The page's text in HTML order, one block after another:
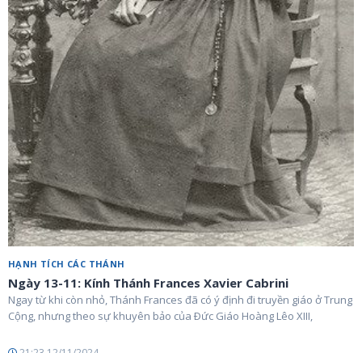
HẠNH TÍCH CÁC THÁNH
Ngày 13-11: Kính Thánh Frances Xavier Cabrini
Ngay từ khi còn nhỏ, Thánh Frances đã có ý định đi truyền giáo ở Trung
Cộng, nhưng theo sự khuyên bảo của Ðức Giáo Hoàng Lêo XIII,